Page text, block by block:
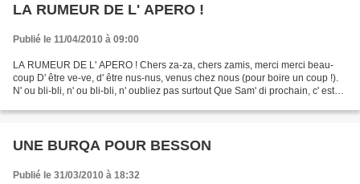
LA RUMEUR DE L' APERO !
Publié le 11/04/2010 à 09:00
LA RUMEUR DE L' APERO ! Chers za-za, chers zamis, merci merci beau-
coup D' être ve-ve, d' être nus-nus, venus chez nous (pour boire un coup !).
N' ou bli-bli, n' ou bli-bli, n' oubliez pas surtout Que Sam' di prochain, c' est
UNE BURQA POUR BESSON
Publié le 31/03/2010 à 18:32